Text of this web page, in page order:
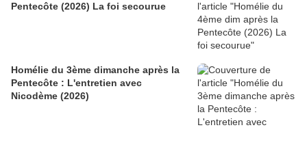
Pentecôte (2026) La foi secourue
Homélie du 3ème dimanche après la
Pentecôte : L'entretien avec
Nicodème (2026)